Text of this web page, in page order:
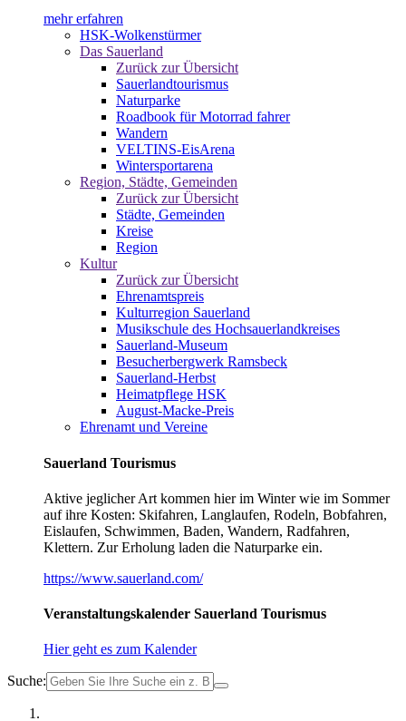
mehr erfahren
HSK-Wolkenstürmer
Das Sauerland
Zurück zur Übersicht
Sauerlandtourismus
Naturparke
Roadbook für Motorrad fahrer
Wandern
VELTINS-EisArena
Wintersportarena
Region, Städte, Gemeinden
Zurück zur Übersicht
Städte, Gemeinden
Kreise
Region
Kultur
Zurück zur Übersicht
Ehrenamtspreis
Kulturregion Sauerland
Musikschule des Hochsauerlandkreises
Sauerland-Museum
Besucherbergwerk Ramsbeck
Sauerland-Herbst
Heimatpflege HSK
August-Macke-Preis
Ehrenamt und Vereine
Sauerland Tourismus
Aktive jeglicher Art kommen hier im Winter wie im Sommer
auf ihre Kosten: Skifahren, Langlaufen, Rodeln, Bobfahren,
Eislaufen, Schwimmen, Baden, Wandern, Radfahren,
Klettern. Zur Erholung laden die Naturparke ein.
https://www.sauerland.com/
Veranstaltungskalender Sauerland Tourismus
Hier geht es zum Kalender
Suche: